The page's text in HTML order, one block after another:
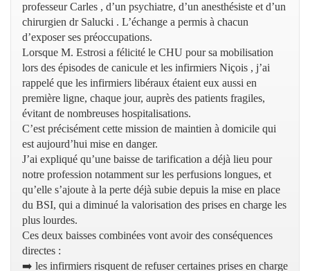
professeur Carles , d’un psychiatre, d’un anesthésiste et d’un
chirurgien dr Salucki . L’échange a permis à chacun
d’exposer ses préoccupations.
Lorsque M. Estrosi a félicité le CHU pour sa mobilisation
lors des épisodes de canicule et les infirmiers Niçois , j’ai
rappelé que les infirmiers libéraux étaient eux aussi en
première ligne, chaque jour, auprès des patients fragiles,
évitant de nombreuses hospitalisations.
C’est précisément cette mission de maintien à domicile qui
est aujourd’hui mise en danger.
J’ai expliqué qu’une baisse de tarification a déjà lieu pour
notre profession notamment sur les perfusions longues, et
qu’elle s’ajoute à la perte déjà subie depuis la mise en place
du BSI, qui a diminué la valorisation des prises en charge les
plus lourdes.
Ces deux baisses combinées vont avoir des conséquences
directes :
➡️ les infirmiers risquent de refuser certaines prises en charge